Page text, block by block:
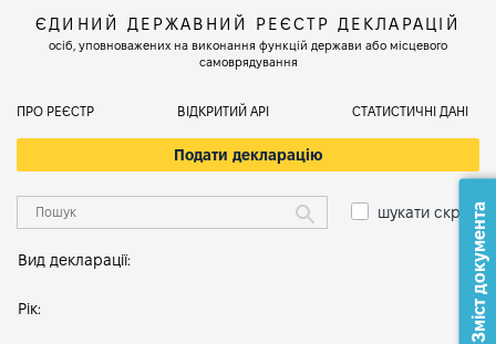
ЄДИНИЙ ДЕРЖАВНИЙ РЕЄСТР ДЕКЛАРАЦІЙ
осіб, уповноважених на виконання функцій держави або місцевого
самоврядування
ПРО РЕЄСТР ВІДКРИТИЙ АРІ СТАТИСТИЧНІ ДАНІ
Подати декларацію
шукати скрізь
Вид декларації:
Рік: Зміст документа